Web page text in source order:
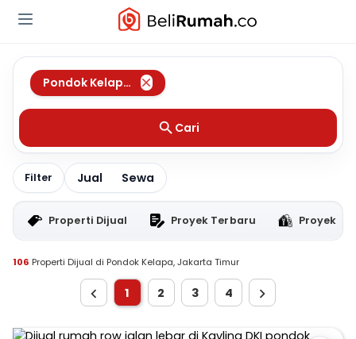
Pondok Kelapa Jakarta Timur
Cari
Filter Jual Sewa
Properti Dijual Proyek Terbaru Proyek
106 Properti Dijual di Pondok Kelapa, Jakarta Timur
1 2 3 4